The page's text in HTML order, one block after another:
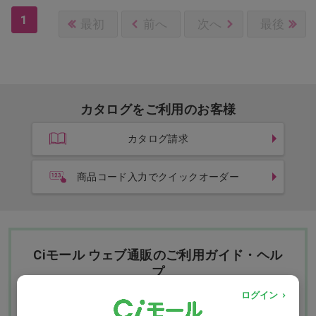
1 最初 前へ 次へ 最後
カタログをご利用のお客様
カタログ請求
商品コード入力でクイックオーダー
Ciモール ウェブ通販のご利用ガイド・ヘル
プ
お支払いについて 送料について
ログイン